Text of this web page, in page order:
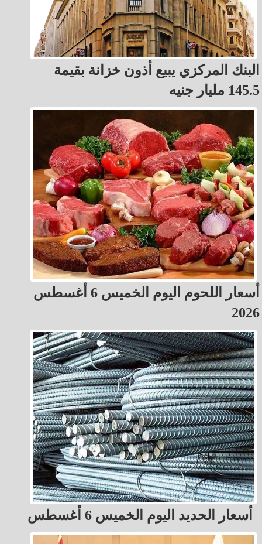
البنك المركزي يبيع أذون خزانة بقيمة
145.5 مليار جنيه
أسعار اللحوم اليوم الخميس 6 أغسطس
2026
أسعار الحديد اليوم الخميس 6 أغسطس